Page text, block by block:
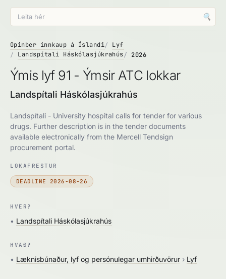
🔍
Opinber innkaup á Íslandi
Lyf
Landspítali Háskólasjúkrahús
2026
Ýmis lyf 91 - Ýmsir ATC lokkar
Landspítali Háskólasjúkrahús
Landspítali - University hospital calls for tender for various
drugs. Further description is in the tender documents
available electronically from the Mercell Tendsign
procurement portal.
LOKAFRESTUR
DEADLINE 2026-08-26
HVER?
• Landspítali Háskólasjúkrahús
HVAÐ?
• Læknisbúnaður, lyf og persónulegar umhirðuvörur › Lyf